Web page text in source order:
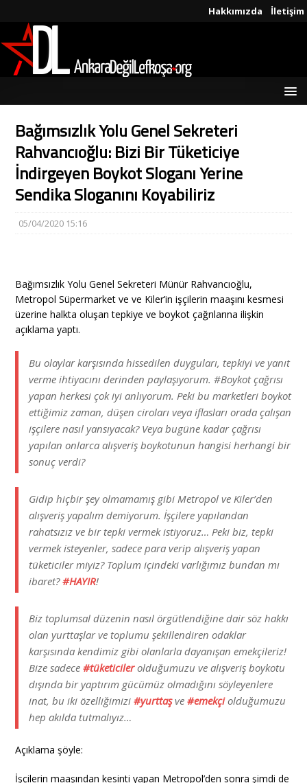
Hakkımızda İletişim
Bağımsızlık Yolu Genel Sekreteri
Rahvancıoğlu: Bizi Bir Tüketiciye
İndirgeyen Boykot Sloganı Yerine
Sendika Sloganını Koyabiliriz
05/04/2020 15:16
Bağımsızlık Yolu Genel Sekreteri Münür Rahvancıoğlu,
Metropol Süpermarket ve ve Kiler’in işçilerin maaşını kesmesi
üzerine halkta oluşan tepkiye ve boykot çağrılarına ilişkin
açıklama yaptı.
Bu olaylar karşısında hissedilen duyguları, tepkiyi ve yanıt
verme ihtiyacını derinden paylaşıyorum. #Boykot çağrısı
yapan herkesi çok iyi anlıyorum. Peki bu marketleri boykot
ettiğimiz zaman, düşen ciroları veya iflasları orada çalışan
işçilere nasıl yansıyacak? Veya bugüne kadar çağrısı
yapılan onlarca alışveriş boykotunun hangisi herhangi bir
sonuç verdi?
Gidip hiçbir şey olmamamış gibi Metropol ve Kiler’den
alışveriş yapalım demiyorum. İşçilere yapılandan
rahatsızız ve bir tepki vermek istiyoruz… Peki biz, tepki
vermek isteyenler, sadece para verip alışveriş yapan
tüketiciler miyiz? Toplum içindeki varlığımız bundan mı
ibaret?#HAYIR!
Biz toplumsal düzenin nasıl örgütlendiğine dair söz hakkı
olan yurttaşlar ve toplumu şekillendiren odaklar
karşısında kendimiz gibi olanlarla dayanışan emekçileriz!
Bize sadece #tüketicilerolduğumuzu ve alışveriş boykotu
dışında bir yaptırım gücümüz olmadığını söyleyenlere
inat, bu iki özelliğimizi #yurttaşve #emekçiolduğumuzu
hep akılda tutmalıyız…
Açıklama şöyle:
İşçilerin maaşından kesinti yapan Metropol’den sonra şimdi de